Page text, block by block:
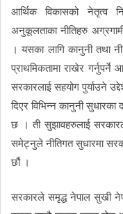
आर्थिक विकासको नेतृत्व
अनुकूलताका नीतिहरु
। यसका लागि कानुनी तथा
प्राथमिकतामा राखेर
सरकारलाई सहयोग पुर्याउने
दिएर विभिन्न कानुनी
छ । ती सुझावहरुलाई
समेट्नुले नीतिगत सुधारमा
छौं ।
सरकारले समृद्ध नेपाल सुखी